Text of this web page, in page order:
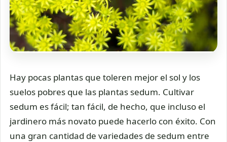
Hay pocas plantas que toleren mejor el sol y los
suelos pobres que las plantas sedum. Cultivar
sedum es fácil; tan fácil, de hecho, que incluso el
jardinero más novato puede hacerlo con éxito. Con
una gran cantidad de variedades de sedum entre